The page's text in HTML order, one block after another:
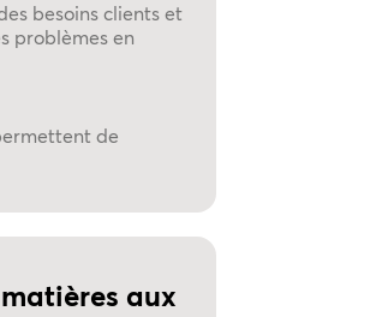
besoins clients et
problèmes en
de
aux